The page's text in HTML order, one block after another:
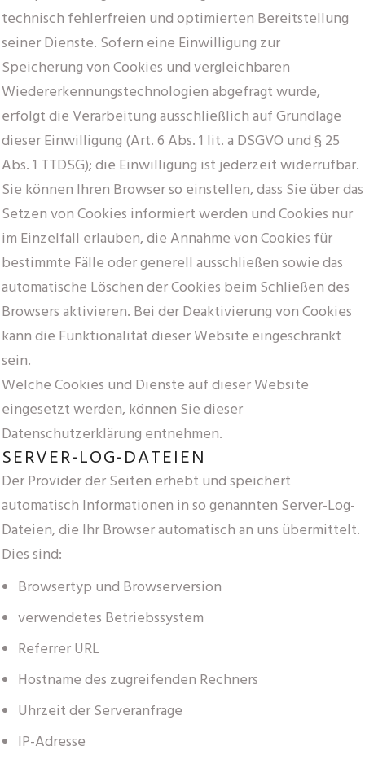
technisch fehlerfreien und optimierten Bereitstellung
seiner Dienste. Sofern eine Einwilligung zur
Speicherung von Cookies und vergleichbaren
Wiedererkennungstechnologien abgefragt wurde,
erfolgt die Verarbeitung ausschließlich auf Grundlage
dieser Einwilligung (Art. 6 Abs. 1 lit. a DSGVO und § 25
Abs. 1 TTDSG); die Einwilligung ist jederzeit widerrufbar.
Sie können Ihren Browser so einstellen, dass Sie über das
Setzen von Cookies informiert werden und Cookies nur
im Einzelfall erlauben, die Annahme von Cookies für
bestimmte Fälle oder generell ausschließen sowie das
automatische Löschen der Cookies beim Schließen des
Browsers aktivieren. Bei der Deaktivierung von Cookies
kann die Funktionalität dieser Website eingeschränkt
sein.
Welche Cookies und Dienste auf dieser Website
eingesetzt werden, können Sie dieser
Datenschutzerklärung entnehmen.
SERVER-LOG-DATEIEN
Der Provider der Seiten erhebt und speichert
automatisch Informationen in so genannten Server-Log-
Dateien, die Ihr Browser automatisch an uns übermittelt.
Dies sind:
Browsertyp und Browserversion
verwendetes Betriebssystem
Referrer URL
Hostname des zugreifenden Rechners
Uhrzeit der Serveranfrage
IP-Adresse